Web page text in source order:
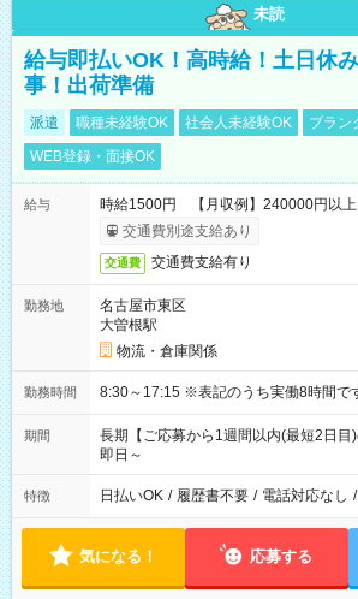
未読
給与即払いOK！高時給！土日休
事！出荷準備
派遣 職種未経験OK 社会人未経験OK
ブラン
WEB登録・面接OK
給与
時給1500円 【月収例】240000円以上
交通費別途支給あり
交通費 交通費支給有り
勤務地
名古屋市東区
大曽根駅
物流・倉庫関係
勤務時間 8:30～17:15 ※表記のうち実働8時間で
期間
長期【ご応募から1週間以内(最短2日目)
即日～
特徴 日払いOK / 履歴書不要 / 電話対応なし /
気になる！ 応募する